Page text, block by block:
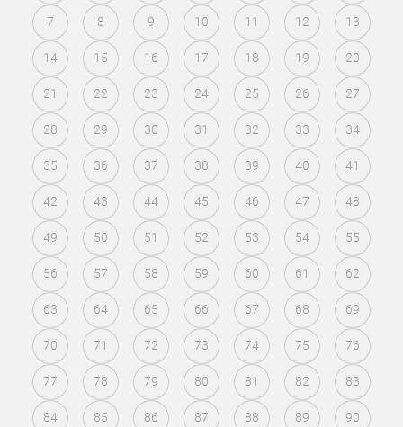
7 8 9 10 11 12 13
14 15 16 17 18 19 20
21 22 23 24 25 26 27
28 29 30 31 32 33 34
35 36 37 38 39 40 41
42 43 44 45 46 47 48
49 50 51 52 53 54 55
56 57 58 59 60 61 62
63 64 65 66 67 68 69
70 71 72 73 74 75 76
77 78 79 80 81 82 83
84 85 86 87 88 89 90